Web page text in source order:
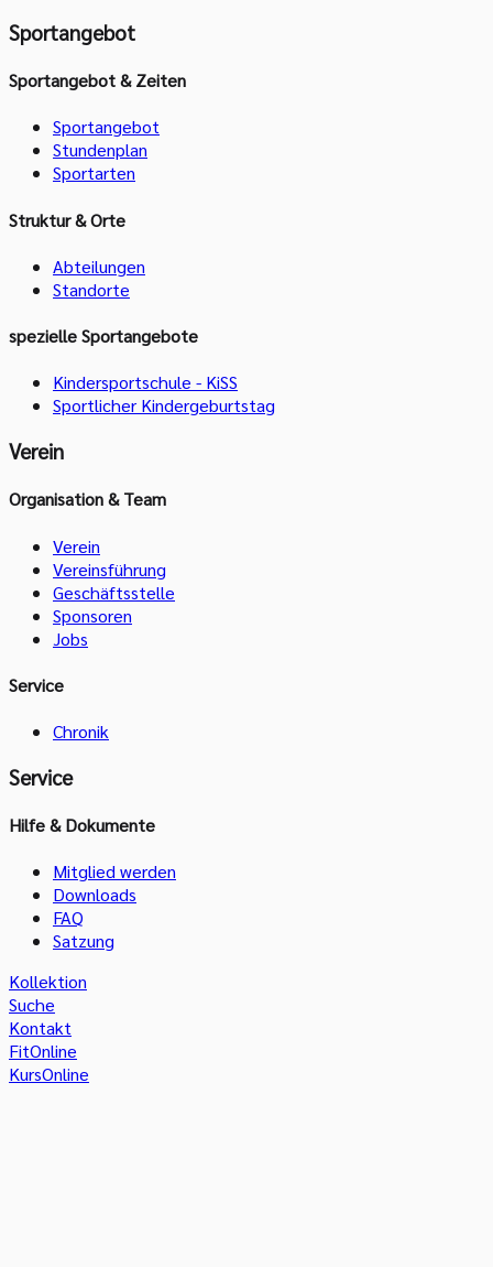
Sportangebot
Sportangebot & Zeiten
Sportangebot
Stundenplan
Sportarten
Struktur & Orte
Abteilungen
Standorte
spezielle Sportangebote
Kindersportschule - KiSS
Sportlicher Kindergeburtstag
Verein
Organisation & Team
Verein
Vereinsführung
Geschäftsstelle
Sponsoren
Jobs
Service
Chronik
Service
Hilfe & Dokumente
Mitglied werden
Downloads
FAQ
Satzung
Kollektion
Suche
Kontakt
FitOnline
KursOnline